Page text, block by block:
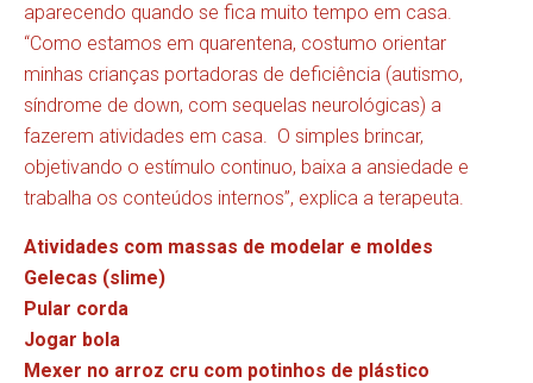
aparecendo quando se fica muito tempo em casa.
“Como estamos em quarentena, costumo orientar
minhas crianças portadoras de deficiência (autismo,
síndrome de down, com sequelas neurológicas) a
fazerem atividades em casa. O simples brincar,
objetivando o estímulo continuo, baixa a ansiedade e
trabalha os conteúdos internos”, explica a terapeuta.
Atividades com massas de modelar e moldes
Gelecas (slime)
Pular corda
Jogar bola
Mexer no arroz cru com potinhos de plástico